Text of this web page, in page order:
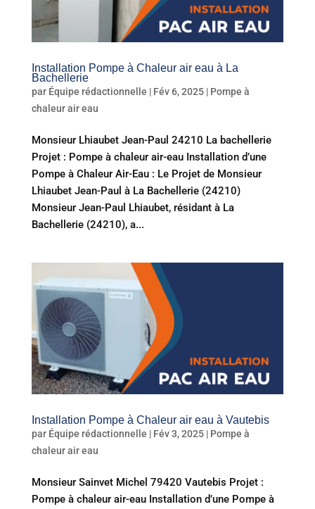
Installation Pompe à Chaleur air eau à La
Bachellerie
par Équipe rédactionnelle | Fév 6, 2025| Pompe à
chaleur air eau
Monsieur Lhiaubet Jean-Paul 24210 La bachellerie
Projet : Pompe à chaleur air-eau Installation d’une
Pompe à Chaleur Air-Eau : Le Projet de Monsieur
Lhiaubet Jean-Paul à La Bachellerie (24210)
Monsieur Jean-Paul Lhiaubet, résidant à La
Bachellerie (24210), a...
Installation Pompe à Chaleur air eau à Vautebis
par Équipe rédactionnelle | Fév 3, 2025| Pompe à
chaleur air eau
Monsieur Sainvet Michel 79420 Vautebis Projet :
Pompe à chaleur air-eau Installation d’une Pompe à